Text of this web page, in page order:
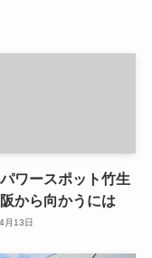
ワースポット竹生
から向かうには
月13日